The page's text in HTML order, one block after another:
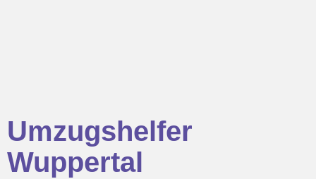
Umzugshelfer
Wuppertal